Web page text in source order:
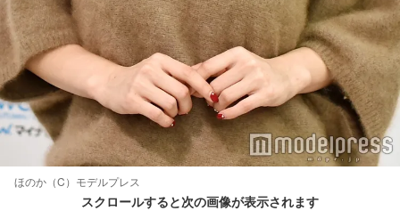
ほのか（C）モデルプレス
スクロールすると次の画像が表示されます